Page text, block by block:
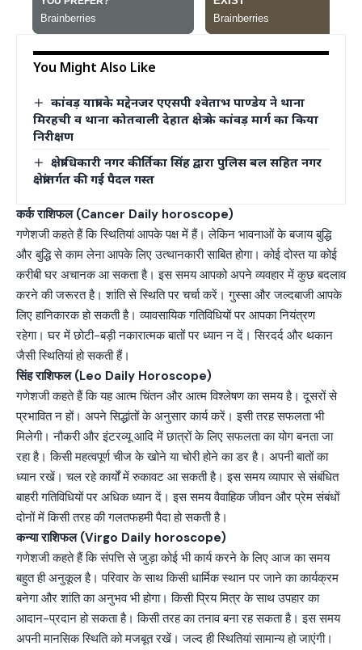
You Might Also Like
कांवड़ यात्रा के मद्देनजर एएसपी श्वेताभ पाण्डेय ने थाना
मिरहची व थाना कोतवाली देहात क्षेत्र के कांवड़ मार्ग का किया
निरीक्षण
क्षेत्राधिकारी नगर कीर्तिका सिंह द्वारा पुलिस बल सहित नगर
क्षेत्रांतर्गत की गई पैदल गस्त
कर्क राशिफल (Cancer Daily horoscope)
गणेशजी कहते हैं कि स्थितियां आपके पक्ष में हैं। लेकिन भावनाओं के बजाय बुद्धि
और बुद्धि से काम लेना आपके लिए उत्थानकारी साबित होगा। कोई दोस्त या कोई
करीबी घर अचानक आ सकता है। इस समय आपको अपने व्यवहार में कुछ बदलाव
करने की जरूरत है। शांति से स्थिति पर चर्चा करें। गुस्सा और जल्दबाजी आपके
लिए हानिकारक हो सकती है। व्यावसायिक गतिविधियों पर आपका नियंत्रण
रहेगा। घर में छोटी-बड़ी नकारात्मक बातों पर ध्यान न दें। सिरदर्द और थकान
जैसी स्थितियां हो सकती हैं।
सिंह राशिफल (Leo Daily Horoscope)
गणेशजी कहते हैं कि यह आत्म चिंतन और आत्म विश्लेषण का समय है। दूसरों से
प्रभावित न हों। अपने सिद्धांतों के अनुसार कार्य करें। इसी तरह सफलता भी
मिलेगी। नौकरी और इंटरव्यू आदि में छात्रों के लिए सफलता का योग बनता जा
रहा है। किसी महत्वपूर्ण चीज के खोने या चोरी होने का डर है। अपनी बातों का
ध्यान रखें। चल रहे कार्यों में रुकावट आ सकती है। इस समय व्यापार से संबंधित
बाहरी गतिविधियों पर अधिक ध्यान दें। इस समय वैवाहिक जीवन और प्रेम संबंधों
दोनों में किसी तरह की गलतफहमी पैदा हो सकती है।
कन्या राशिफल (Virgo Daily horoscope)
गणेशजी कहते हैं कि संपत्ति से जुड़ा कोई भी कार्य करने के लिए आज का समय
बहुत ही अनुकूल है। परिवार के साथ किसी धार्मिक स्थान पर जाने का कार्यक्रम
बनेगा और शांति का अनुभव भी होगा। किसी प्रिय मित्र के साथ उपहार का
आदान-प्रदान हो सकता है। किसी तरह का तनाव बना रह सकता है। इस समय
अपनी मानसिक स्थिति को मजबूत रखें। जल्द ही स्थितियां सामान्य हो जाएंगी।